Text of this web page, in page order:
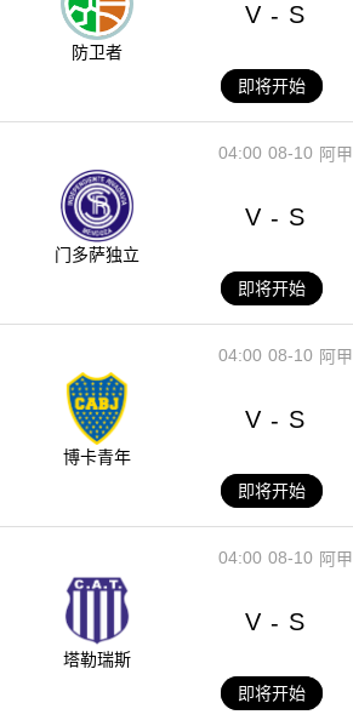
防卫者
V - S
即将开始
08-10
04:00 阿甲
门多萨独立
V - S
即将开始
08-10
04:00 阿甲
博卡青年
V - S
即将开始
08-10
04:00 阿甲
塔勒瑞斯
V - S
即将开始